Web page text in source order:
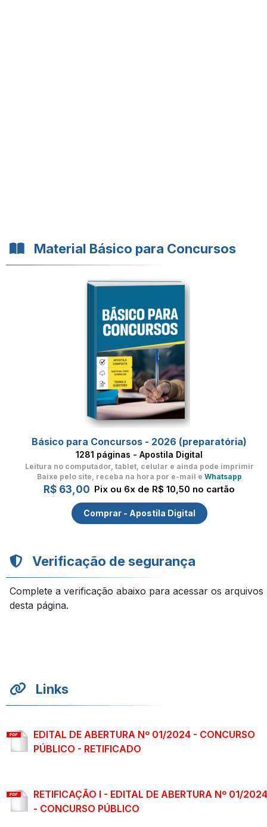
Material Básico para Concursos
Básico para Concursos - 2026 (preparatória)
1281 páginas - Apostila Digital
Leitura no computador, tablet, celular e ainda pode imprimir
Baixe pelo site, receba na hora por e-mail e Whatsapp
R$ 63,00 Pix ou 6x de R$ 10,50 no cartão
Comprar - Apostila Digital
Verificação de segurança
Complete a verificação abaixo para acessar os arquivos
desta página.
Links
EDITAL DE ABERTURA Nº 01/2024 - CONCURSO
PÚBLICO - RETIFICADO
RETIFICAÇÃO I - EDITAL DE ABERTURA Nº 01/2024
- CONCURSO PÚBLICO